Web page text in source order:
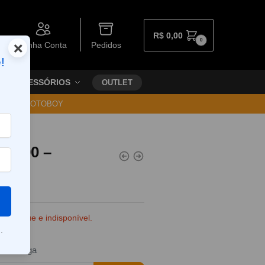
Minha Conta Pedidos
R$ 0,00 0
ACESSÓRIOS OUTLET
VIA MOTOBOY
–
estoque e indisponível.
entrega
×